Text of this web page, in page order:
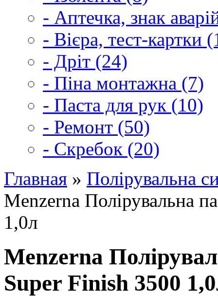
- Аптечка, знак
- Вієра, тест-картки
- Дріт (24)
- Піна монтажна (7)
- Паста для рук (10)
- Ремонт (50)
- Скребок (20)
Главная » Полірувальна
Menzerna Полірувальна
1,0л
Menzerna
Super Finish 3500